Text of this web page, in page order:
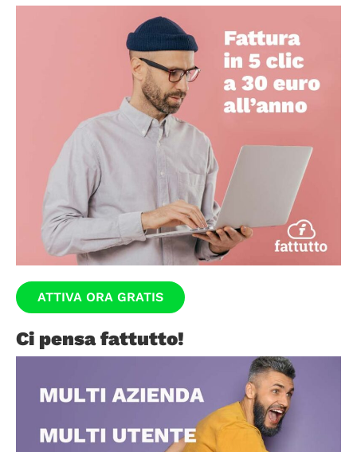
ATTIVA ORA GRATIS
Ci pensa fattutto!